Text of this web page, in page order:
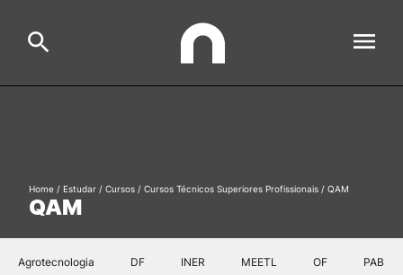
Formative Offer
QAM
Home / Estudar / Cursos / Cursos Técnicos Superiores Profissionais / QAM
Agrotecnologia DF INER MEETL OF PAB